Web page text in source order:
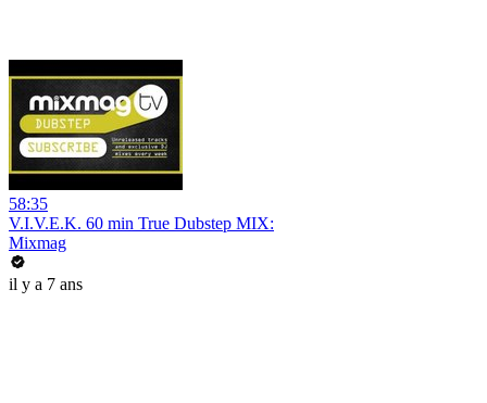
58:35
V.I.V.E.K. 60 min True Dubstep MIX:
Mixmag
il y a 7 ans